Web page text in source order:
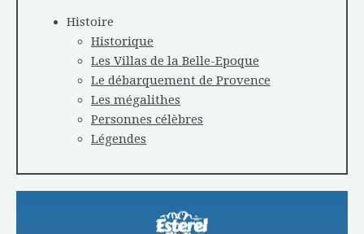
Histoire
Historique
Les Villas de la Belle-Epoque
Le débarquement de Provence
Les mégalithes
Personnes célèbres
Légendes